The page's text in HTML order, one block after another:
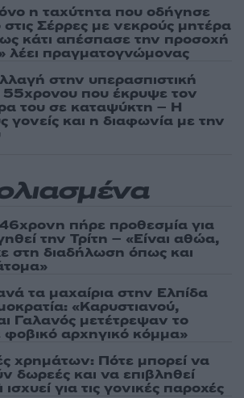
η ταχύτητα που οδήγησε
στις Σέρρες με νεκρούς μητέρα
κάτι απέσπασε την προσοχή
λέει πραγματογνώμονας
στην υπερασπιστική
που έκρυψε τον
του σε καταψύκτη – Η
γονείς και η διαφωνία με την
πήρε προθεσμία για
την Τρίτη – «Είναι αθώα,
στη διαδήλωση όπως και
τα μαχαίρια στην Ελπίδα
«Καρυστιανού,
Γαλανός μετέτρεψαν το
φοβικό αρχηγικό κόμμα»
χρημάτων: Πότε μπορεί να
δωρεές και να επιβληθεί
για τις γονικές παροχές